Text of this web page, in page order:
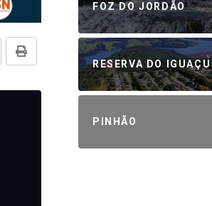
FOZ DO JORDÃO
RESERVA DO IGUAÇU
PINHÃO